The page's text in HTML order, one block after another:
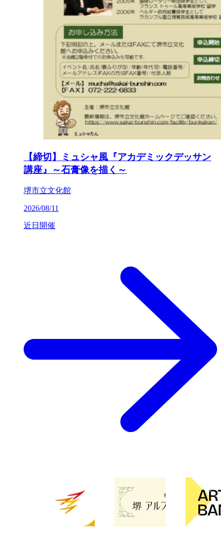
【締切】ミュシャ風『アカデミックデッサン
講座』～石膏像を描く～
堺市立文化館
2026/08/11
近日開催